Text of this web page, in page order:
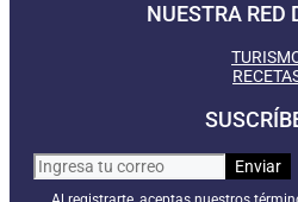
NUESTRA RED